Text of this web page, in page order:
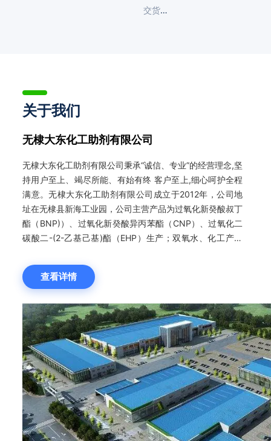
交货周期:
关于我们
无棣大东化工助剂有限公司
无棣大东化工助剂有限公司秉承“诚信、专业”的经营理念,坚
持用户至上、竭尽所能、有始有终 客户至上,细心呵护全程
满意。无棣大东化工助剂有限公司成立于2012年，公司地
址在无棣县新海工业园，公司主营产品为过氧化新癸酸叔丁
酯（BNP)）、过氧化新癸酸异丙苯酯（CNP）、过氧化二
碳酸二-(2-乙基己基)酯（EHP）生产；双氧水、化工产品
质、外树形象、质量至上、规范发展”的治企方针，发杨“求
真务实，顽强拼搏”的企业作风，服务于广大企业。欢迎广
大企业、消费者与我们无棣大东化工助剂有限公司联系、洽
谈。
查看详情